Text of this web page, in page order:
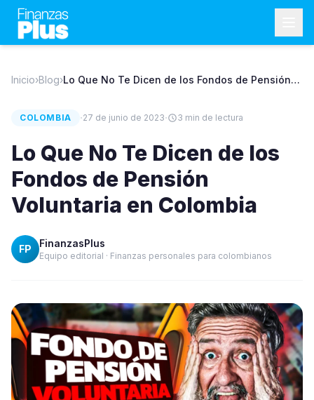
Inicio›Blog›Lo Que No Te Dicen de los Fondos de Pensión
COLOMBIA ·27 de junio de 2023· 3 min de lectura
Lo Que No Te Dicen de los
Fondos de Pensión
Voluntaria en Colombia
FP FinanzasPlus
Equipo editorial · Finanzas personales para colombianos